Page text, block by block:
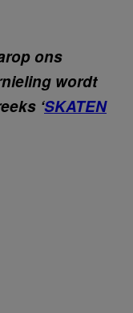
ons
wordt
‘SKATEN